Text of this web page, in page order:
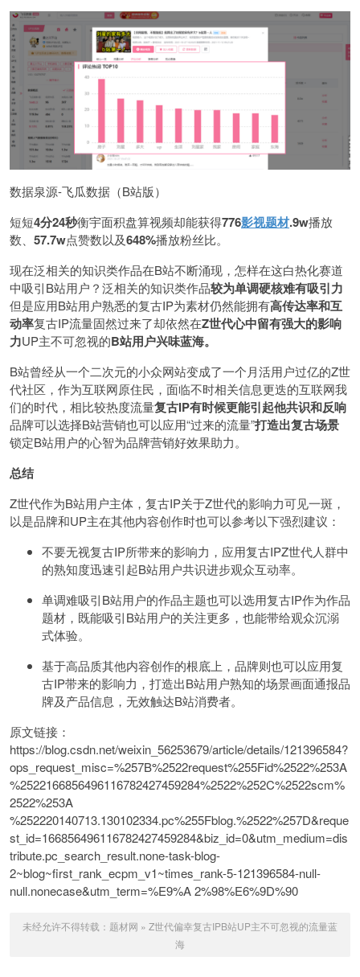
数据泉源-飞瓜数据（B站版）
短短4分24秒衡宇面积盘算视频却能获得776影视题材.9w播放
数、 57.7w点赞数以及648%播放粉丝比。
现在泛相关的知识类作品在B站不断涌现，怎样在这白热化赛道
中吸引B站用户？泛相关的知识类作品较为单调硬核难有吸引力
但是应用B站用户熟悉的复古IP为素材仍然能拥有高传达率和互
动率复古IP流量固然过来了却依然在Z世代心中留有强大的影响
力UP主不可忽视的B站用户兴味蓝海。
B站曾经从一个二次元的小众网站变成了一个月活用户过亿的Z世
代社区，作为互联网原住民，面临不时相关信息更迭的互联网我
们的时代，相比较热度流量复古IP有时候更能引起他共识和反响
品牌可以选择B站营销也可以应用“过来的流量”打造出复古场景
锁定B站用户的心智为品牌营销好效果助力。
总结
Z世代作为B站用户主体，复古IP关于Z世代的影响力可见一斑，
以是品牌和UP主在其他内容创作时也可以参考以下强烈建议：
不要无视复古IP所带来的影响力，应用复古IPZ世代人群中
的熟知度迅速引起B站用户共识进步观众互动率。
单调难吸引B站用户的作品主题也可以选用复古IP作为作品
题材，既能吸引B站用户的关注更多，也能带给观众沉溺
式体验。
基于高品质其他内容创作的根底上，品牌则也可以应用复
古IP带来的影响力，打造出B站用户熟知的场景画面通报品
牌及产品信息，无效触达B站消费者。
原文链接：
https://blog.csdn.net/weixin_56253679/article/details/121396584?
ops_request_misc=%257B%2522request%255Fid%2522%253A
%2522166856496116782427459284%2522%252C%2522scm%
2522%253A
%252220140713.130102334.pc%255Fblog.%2522%257D&reque
st_id=166856496116782427459284&biz_id=0&utm_medium=dis
tribute.pc_search_result.none-task-blog-
2~blog~first_rank_ecpm_v1~times_rank-5-121396584-null-
null.nonecase&utm_term=%E9%A 2%98%E6%9D%90
未经允许不得转载： 题材网 » Z世代偏幸复古IPB站UP主不可忽视的流量蓝
海